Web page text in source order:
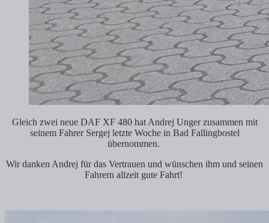
Gleich zwei neue DAF XF 480 hat Andrej Unger zusammen mit
seinem Fahrer Sergej letzte Woche in Bad Fallingbostel
übernommen.
Wir danken Andrej für das Vertrauen und wünschen ihm und seinen
Fahrern allzeit gute Fahrt!